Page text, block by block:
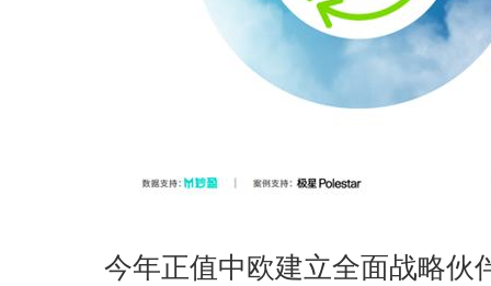
今年正值中欧建立全面战略伙